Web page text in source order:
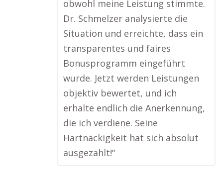
obwohl meine Leistung stimmte.
Dr. Schmelzer analysierte die
Situation und erreichte, dass ein
transparentes und faires
Bonusprogramm eingeführt
wurde. Jetzt werden Leistungen
objektiv bewertet, und ich
erhalte endlich die Anerkennung,
die ich verdiene. Seine
Hartnäckigkeit hat sich absolut
ausgezahlt!“